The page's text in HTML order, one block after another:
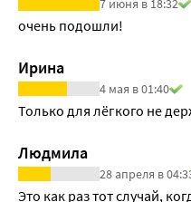
очень подошли!
Ирина
4 мая в 01:40
Только для лёгкого не
Людмила
28 апреля в
Это как раз тот случай,